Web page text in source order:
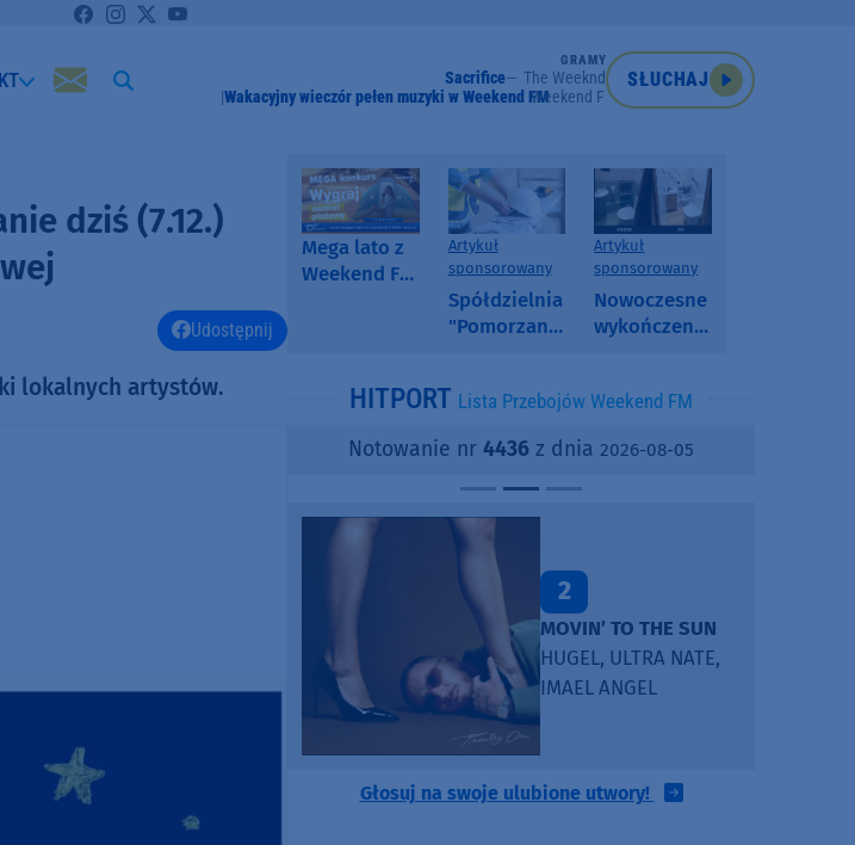
GRAMY
Sacrifice
The Weeknd
Wakacyjny wieczór pełen muzyki w Weekend FMWeekend FM
SŁUCHAJ
dziś (7.12.)
Udostępnij
lokalnych artystów.
Mega lato z
Weekend FM
Artykuł
sponsorowany
Spółdzielnia
"Pomorzanka"
informuje o
i ofertach
najmu
Artykuł
sponsorowany
Nowoczesne
wykończenia
SPC, WPC i
kamienny
HITPORT Lista Przebojów Weekend FM
Notowanie nr 4436 z dnia 2026-08-05
2
MOVIN’ TO THE SUN
HUGEL, ULTRA NATE,
IMAEL ANGEL
Głosuj na swoje ulubione utwory!